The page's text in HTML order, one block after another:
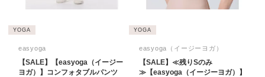
YOGA
easyoga
【SALE】【easyoga（イージー
ヨガ）】コンフォタブルパンツ
YOGA
easyoga（イージーヨガ）
【SALE】≪残りSのみ
≫【easyoga（イージーヨガ）】